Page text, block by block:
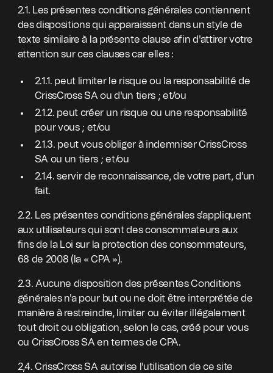
2.1. Les présentes conditions générales contiennent
des dispositions qui apparaissent dans un style de
texte similaire à la présente clause afin d'attirer votre
attention sur ces clauses car elles :
2.1.1. peut limiter le risque ou la responsabilité de
CrissCross SA ou d'un tiers ; et/ou
2.1.2. peut créer un risque ou une responsabilité
pour vous ; et/ou
2.1.3. peut vous obliger à indemniser CrissCross
SA ou un tiers ; et/ou
2.1.4. servir de reconnaissance, de votre part, d'un
fait.
2.2. Les présentes conditions générales s'appliquent
aux utilisateurs qui sont des consommateurs aux
fins de la Loi sur la protection des consommateurs,
68 de 2008 (la « CPA »).
2.3. Aucune disposition des présentes Conditions
générales n'a pour but ou ne doit être interprétée de
manière à restreindre, limiter ou éviter illégalement
tout droit ou obligation, selon le cas, créé pour vous
ou CrissCross SA en termes de CPA.
2,4. CrissCross SA autorise l'utilisation de ce site